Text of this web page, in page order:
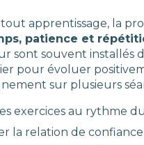
apprentissage, la
patience et
sont souvent installés
pour évoluer
sur plusieurs
exercices au rythme
la relation de confiance